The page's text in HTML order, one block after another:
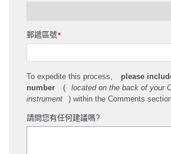
*
郵遞區號
To expedite this process,
please
number
(
located on the back of your
instrument
) within the Comments
請問您有任何建議嗎?